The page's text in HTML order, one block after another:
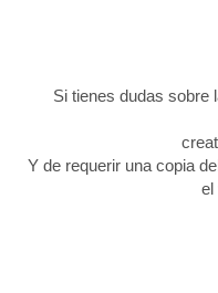
Si tienes dudas sobre
Y de requerir una copia
el